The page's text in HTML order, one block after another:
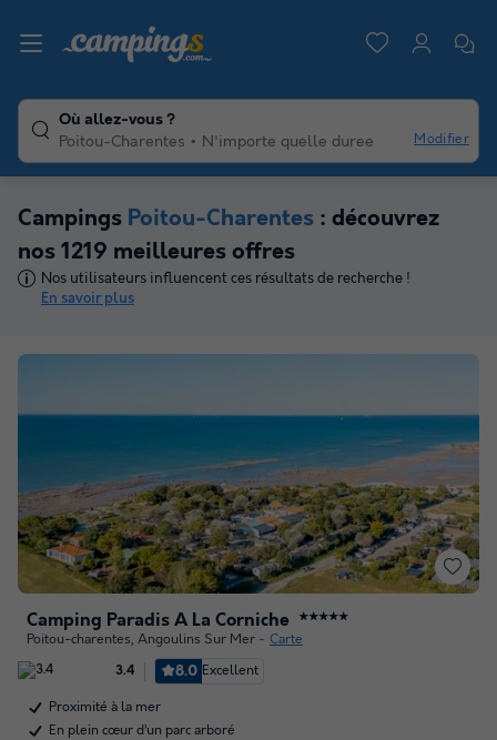
Où allez-vous ?
Poitou-Charentes
N'importe quelle duree Modifier
Campings Poitou-Charentes : découvrez
nos 1219 meilleures offres
Nos utilisateurs influencent ces résultats de recherche !
En savoir plus
Camping Paradis A La Corniche ★★★★★
Poitou-charentes, Angoulins Sur Mer Carte
3.4 8.0 Excellent
Proximité à la mer
En plein cœur d’un parc arboré